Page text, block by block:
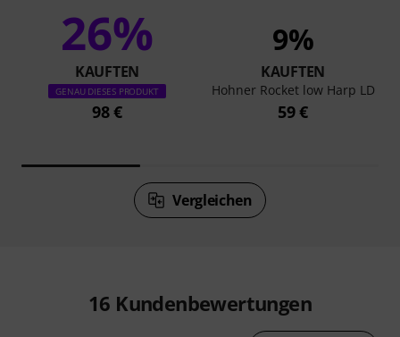
26%
KAUFTEN
GENAU DIESES PRODUKT
98 €
9%
KAUFTEN
Hohner Rocket low Harp LD
59 €
Vergleichen
16 Kundenbewertungen